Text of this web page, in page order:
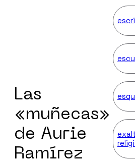
Las
«muñecas»
de Aurie
Ramírez